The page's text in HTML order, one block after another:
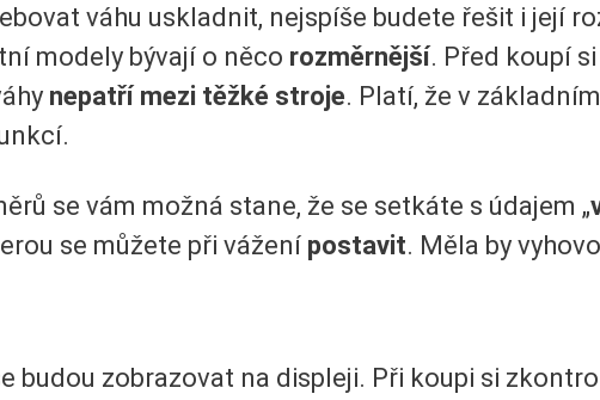
váhu uskladnit, nejspíše budete řešit i její
modely bývají o něco rozměrnější. Před koupí
nepatří mezi těžké stroje. Platí, že v
se vám možná stane, že se setkáte s údajem „
se můžete při vážení postavit. Měla by
budou zobrazovat na displeji. Při koupi si